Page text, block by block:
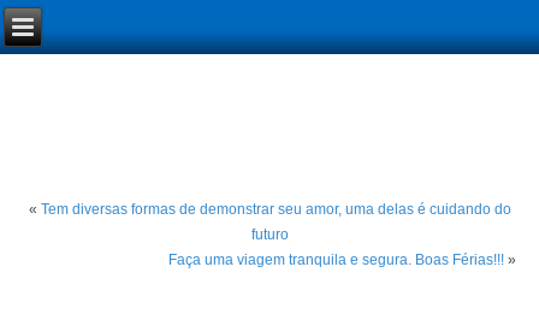
« Tem diversas formas de demonstrar seu amor, uma delas é cuidando do
futuro
Faça uma viagem tranquila e segura. Boas Férias!!!»